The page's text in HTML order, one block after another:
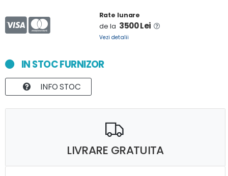
Rate lunare
de la 3500 Lei
Vezi detalii
IN STOC FURNIZOR
INFO STOC
LIVRARE GRATUITA